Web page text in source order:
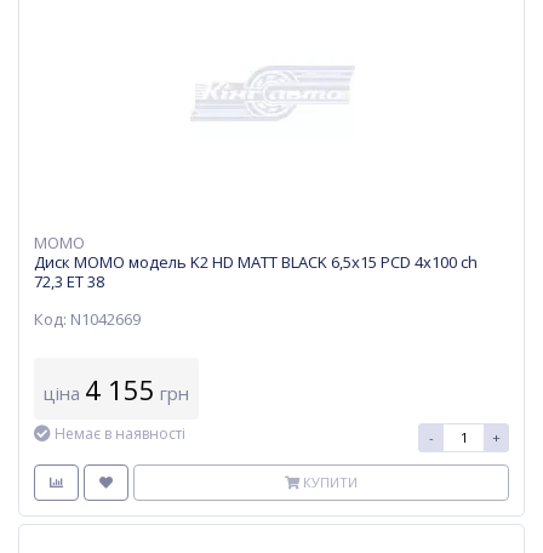
MOMO
Диск MOMO модель K2 HD MATT BLACK 6,5х15 PCD 4x100 ch
72,3 ET 38
Код: N1042669
ціна 4 155 грн
Немає в наявності - +
КУПИТИ